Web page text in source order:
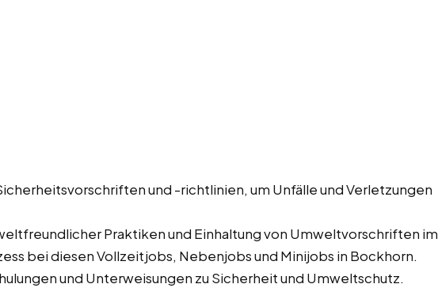
und -richtlinien, um Unfälle und Verletzungen
Praktiken und Einhaltung von Umweltvorschriften im
bei diesen Vollzeitjobs, Nebenjobs und Minijobs in Bockhorn.
und Unterweisungen zu Sicherheit und Umweltschutz.